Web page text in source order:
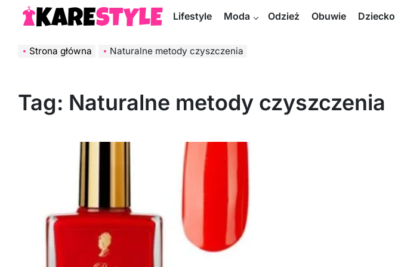
KareStyle.pl
Lifestyle Moda Odzież Obuwie Dziecko
Strona główna Naturalne metody czyszczenia
Tag: Naturalne metody czyszczenia